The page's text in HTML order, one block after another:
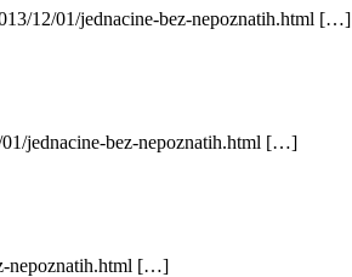
12/01/jednacine-bez-nepoznatih.html […]
jednacine-bez-nepoznatih.html […]
nepoznatih.html […]